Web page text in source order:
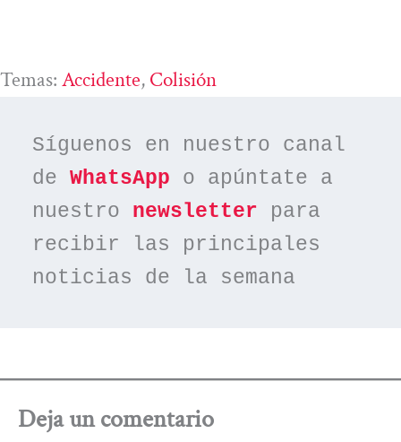
Temas: Accidente, Colisión
Síguenos en nuestro canal
de WhatsApp o apúntate a
nuestro newsletter para
recibir las principales
noticias de la semana
Deja un comentario